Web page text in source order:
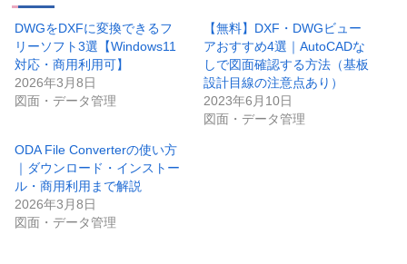
DWGをDXFに変換できるフ
リーソフト3選【Windows11
対応・商用利用可】
2026年3月8日
図面・データ管理
【無料】DXF・DWGビュー
アおすすめ4選｜AutoCADな
しで図面確認する方法（基板
設計目線の注意点あり）
2023年6月10日
図面・データ管理
ODA File Converterの使い方
｜ダウンロード・インストー
ル・商用利用まで解説
2026年3月8日
図面・データ管理